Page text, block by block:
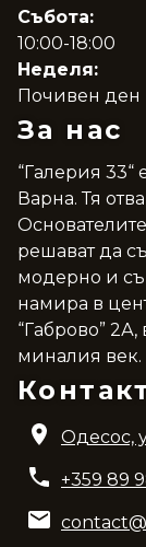
Събота:
10:00-18:00
Неделя:
Почивен ден
За нас
“Галерия 33“
Варна. Тя
решават да
модерно и
намира в
“Габрово”
миналия век.
Одесос,
+359 89